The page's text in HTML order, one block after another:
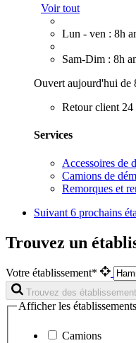
Voir tout
Lun - ven : 8h
Sam-Dim : 8h
Ouvert aujourd'hui de
Retour client 24
Services
Accessoires de
Camions de
Remorques et
Suivant 6 prochains
Trouvez un
Votre établissement*
Trouvez des
Afficher les
Camions